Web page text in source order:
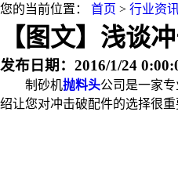
您的当前位置： 首页 > 行业资
【图文】浅谈
发布日期： 2016/1/24
制砂机抛料头公司是一家专
绍让您对冲击破配件的选择很